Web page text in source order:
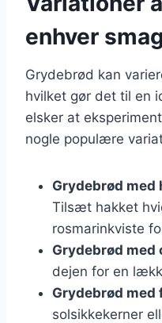
enhver smag
Grydebrød kan
hvilket gør det til en
elsker at
nogle populære
Grydebrød med
Tilsæt hakket
rosmarinkviste
Grydebrød med
dejen for en
Grydebrød med
solsikkekerner